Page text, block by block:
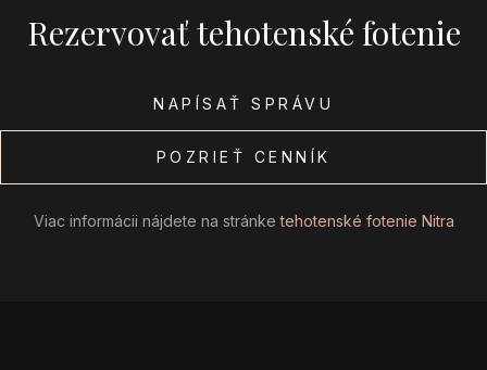
Rezervovať tehotenské fotenie
NAPÍSAŤ SPRÁVU
POZRIEŤ CENNÍK
Viac informácii nájdete na stránke tehotenské fotenie Nitra